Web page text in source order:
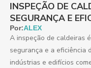
INSPEÇÃO DE
SEGURANÇA E
Por:ALEX
A inspeção de caldeiras
segurança e a eficiência
indústrias e edifícios